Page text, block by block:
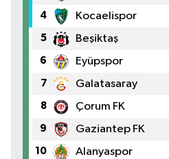
4 Kocaelispor
5 Beşiktaş
6 Eyüpspor
7 Galatasaray
8 Çorum FK
9 Gaziantep FK
10 Alanyaspor